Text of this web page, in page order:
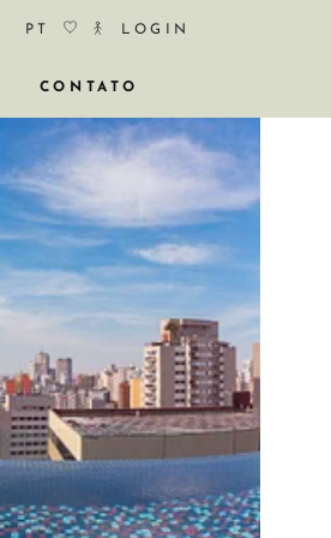
PT LOGIN
CONTATO